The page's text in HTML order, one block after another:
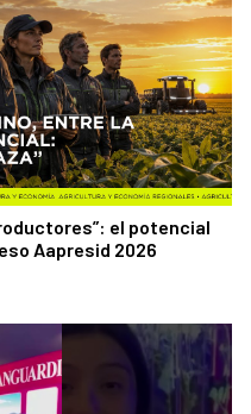
el potencial
Aapresid 2026